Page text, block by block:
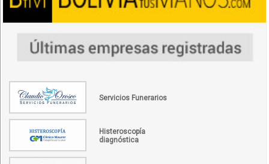
Servicios Funerarios
Histeroscopía
diagnóstica